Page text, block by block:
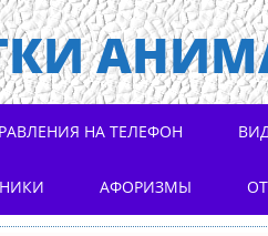
НА ТЕЛЕФОН
АФОРИЗМЫ